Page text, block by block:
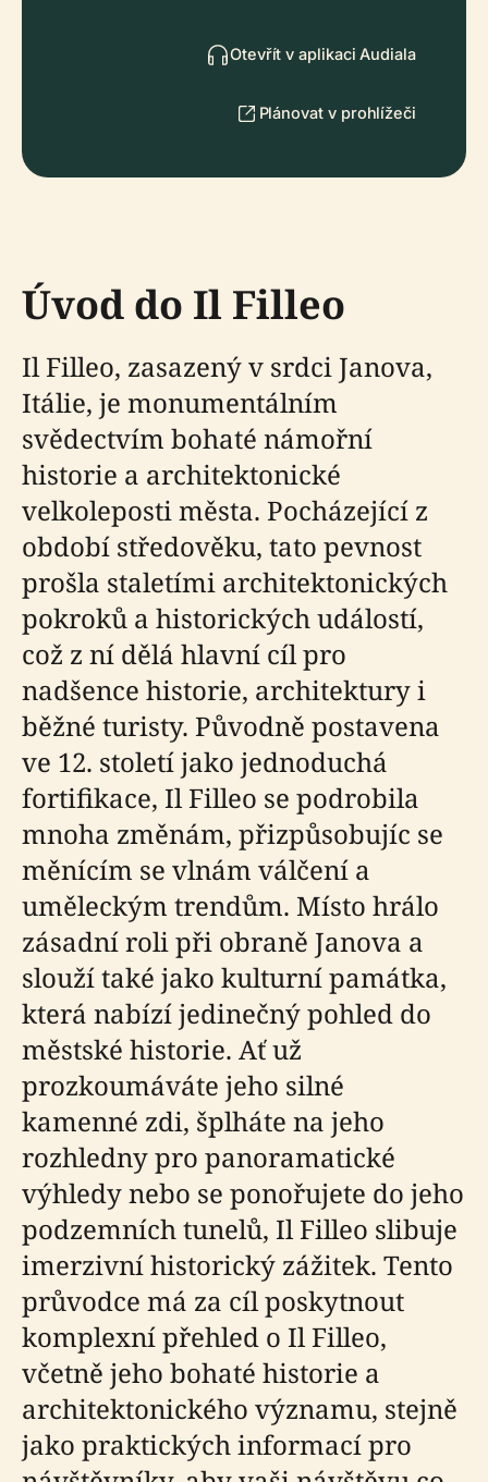
Otevřít v aplikaci Audiala
Plánovat v prohlížeči
Úvod do Il Filleo
Il Filleo, zasazený v srdci Janova,
Itálie, je monumentálním
svědectvím bohaté námořní
historie a architektonické
velkoleposti města. Pocházející z
období středověku, tato pevnost
prošla staletími architektonických
pokroků a historických událostí,
což z ní dělá hlavní cíl pro
nadšence historie, architektury i
běžné turisty. Původně postavena
ve 12. století jako jednoduchá
fortifikace, Il Filleo se podrobila
mnoha změnám, přizpůsobujíc se
měnícím se vlnám válčení a
uměleckým trendům. Místo hrálo
zásadní roli při obraně Janova a
slouží také jako kulturní památka,
která nabízí jedinečný pohled do
městské historie. Ať už
prozkoumáváte jeho silné
kamenné zdi, šplháte na jeho
rozhledny pro panoramatické
výhledy nebo se ponořujete do jeho
podzemních tunelů, Il Filleo slibuje
imerzivní historický zážitek. Tento
průvodce má za cíl poskytnout
komplexní přehled o Il Filleo,
včetně jeho bohaté historie a
architektonického významu, stejně
jako praktických informací pro